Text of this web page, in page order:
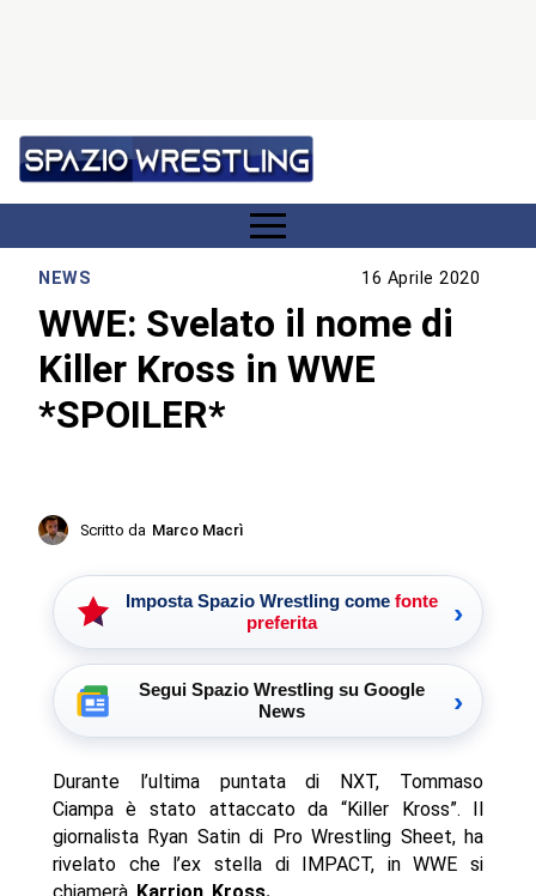
NEWS 16 Aprile 2020
WWE: Svelato il nome di
Killer Kross in WWE
*SPOILER*
Scritto da Marco Macrì
Imposta Spazio Wrestling come fonte
preferita
›
Segui Spazio Wrestling su Google
News
›
Durante l’ultima puntata di NXT, Tommaso
Ciampa è stato attaccato da “Killer Kross”. Il
giornalista Ryan Satin di Pro Wrestling Sheet, ha
rivelato che l’ex stella di IMPACT, in WWE si